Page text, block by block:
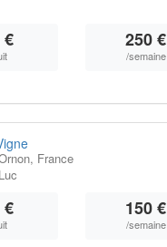
€ 250 €
/semaine
France
€ 150 €
/semaine